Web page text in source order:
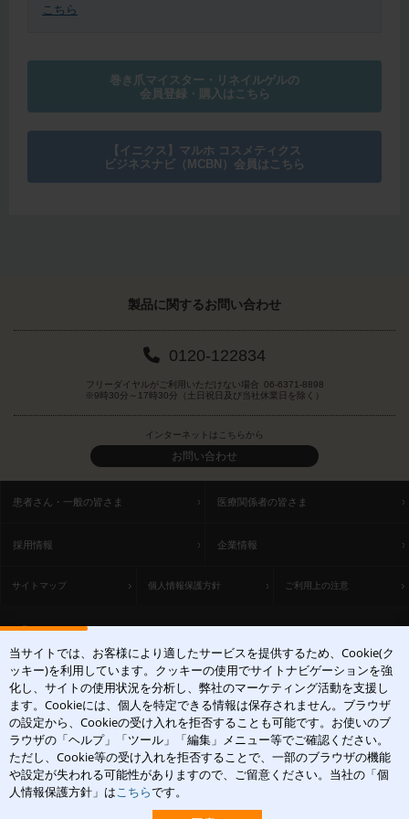
当サイトでは、お客様により適したサービスを提供するため、Cookie(ク
ッキー)を利用しています。クッキーの使用でサイトナビゲーションを強
化し、サイトの使用状況を分析し、弊社のマーケティング活動を支援し
ます。Cookieには、個人を特定できる情報は保存されません。ブラウザ
の設定から、Cookieの受け入れを拒否することも可能です。お使いのブ
ラウザの「ヘルプ」「ツール」「編集」メニュー等でご確認ください。
ただし、Cookie等の受け入れを拒否することで、一部のブラウザの機能
や設定が失われる可能性がありますので、ご留意ください。当社の「個
人情報保護方針」はこちらです。
こちら
巻き爪マイスター・リネイルゲルの
会員登録・購入はこちら
【イニクス】マルホ コスメティクス
ビジネスナビ（MCBN）会員はこちら
製品に関するお問い合わせ
0120-122834
フリーダイヤルがご利用いただけない場合 06-6371-8898
※9時30分～17時30分（土日祝日及び当社休業日を除く）
インターネットはこちらから
お問い合わせ
患者さん・一般の皆さま 医療関係者の皆さま
採用情報 企業情報
サイトマップ 個人情報保護方針 ご利用上の注意
ACCESS
〒531-0071 大阪府大阪市北区中津1丁目5-22
[アクセスマップ]
皮膚科学領域での卓越した貢献を